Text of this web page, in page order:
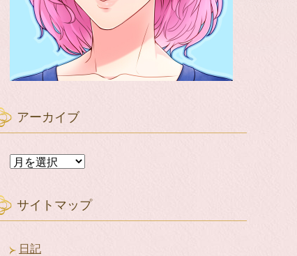
アーカイブ
ア
イ
ブ
サイトマップ
日記